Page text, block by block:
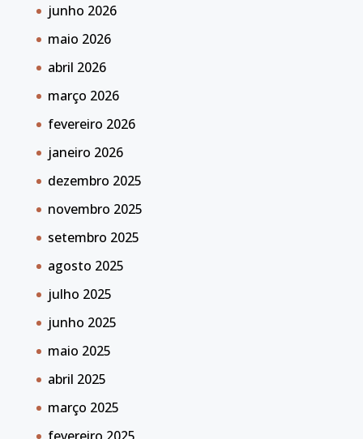
junho 2026
maio 2026
abril 2026
março 2026
fevereiro 2026
janeiro 2026
dezembro 2025
novembro 2025
setembro 2025
agosto 2025
julho 2025
junho 2025
maio 2025
abril 2025
março 2025